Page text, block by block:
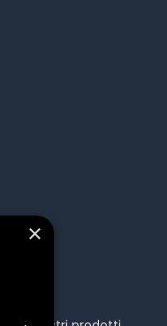
×